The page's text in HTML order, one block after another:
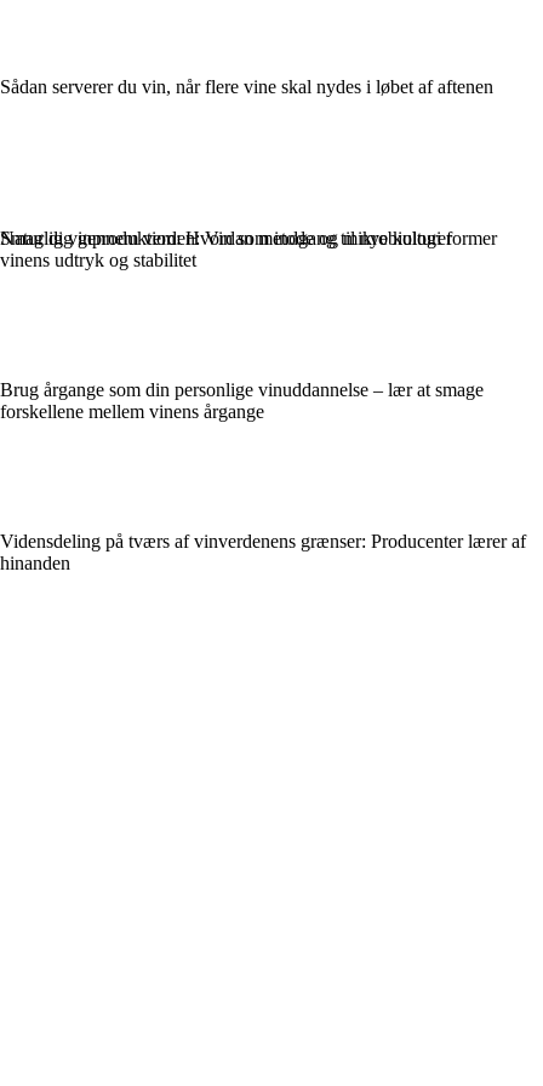
Sådan serverer du vin, når flere vine skal nydes i løbet af aftenen
Naturlig vinproduktion: Hvordan metode og mikrobiologi former
vinens udtryk og stabilitet
Brug årgange som din personlige vinuddannelse – lær at smage
forskellene mellem vinens årgange
Vidensdeling på tværs af vinverdenens grænser: Producenter lærer af
hinanden
Smag dig gennem verden: Vin som indgang til nye kulturer